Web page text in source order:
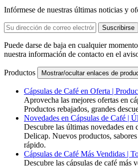
Infórmese de nuestras últimas noticias y
Puede darse de baja en cualquier
nuestra información de contacto en el
Productos Mostrar/ocultar enlaces de
Cápsulas de Café en Oferta |
Aprovecha las mejores ofertas en
Productos rebajados, grandes
Novedades en Cápsulas de Café |
Descubre las últimas novedades en
Delicap. Nuevos productos,
rápido.
Cápsulas de Café Más Vendidas |
Descubre las cápsulas de café más